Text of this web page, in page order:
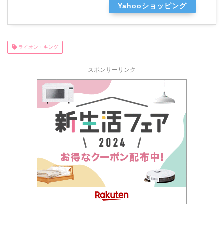
Yahooショッピング
ライオン・キング
スポンサーリンク